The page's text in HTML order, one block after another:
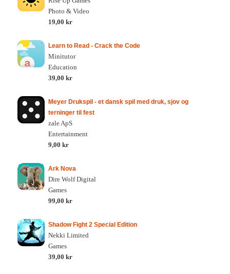
Photo & Video
19,00 kr
Learn to Read - Crack the Code
Minitutor
Education
39,00 kr
Meyer Drukspil - et dansk spil med druk, sjov og
terninger til fest
zale ApS
Entertainment
9,00 kr
Ark Nova
Dire Wolf Digital
Games
99,00 kr
Shadow Fight 2 Special Edition
Nekki Limited
Games
39,00 kr